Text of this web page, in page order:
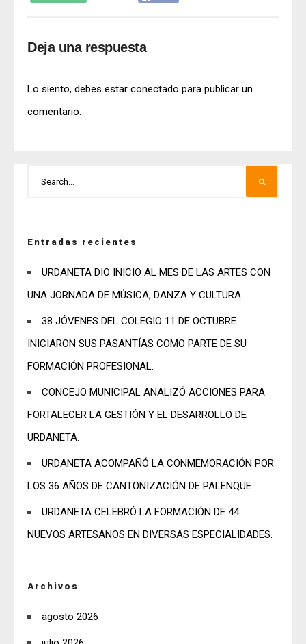
Deja una respuesta
Lo siento, debes estar conectado para publicar un
comentario.
Entradas recientes
URDANETA DIO INICIO AL MES DE LAS ARTES CON
UNA JORNADA DE MÚSICA, DANZA Y CULTURA.
38 JÓVENES DEL COLEGIO 11 DE OCTUBRE
INICIARON SUS PASANTÍAS COMO PARTE DE SU
FORMACIÓN PROFESIONAL.
CONCEJO MUNICIPAL ANALIZÓ ACCIONES PARA
FORTALECER LA GESTIÓN Y EL DESARROLLO DE
URDANETA.
URDANETA ACOMPAÑÓ LA CONMEMORACIÓN POR
LOS 36 AÑOS DE CANTONIZACIÓN DE PALENQUE.
URDANETA CELEBRÓ LA FORMACIÓN DE 44
NUEVOS ARTESANOS EN DIVERSAS ESPECIALIDADES.
Archivos
agosto 2026